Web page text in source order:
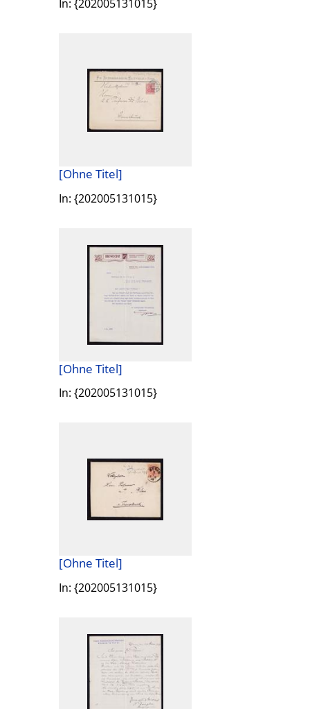
In: {202005131015}
[Ohne Titel]
In: {202005131015}
[Ohne Titel]
In: {202005131015}
[Ohne Titel]
In: {202005131015}